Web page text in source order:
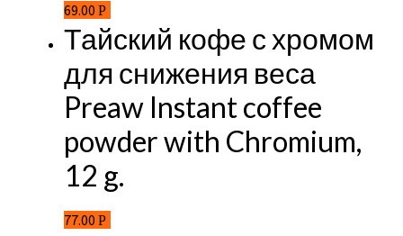
69.00 Р
Тайский кофе с хромом
для снижения веса
Preaw Instant coffee
powder with Chromium,
12 g.
77.00 Р